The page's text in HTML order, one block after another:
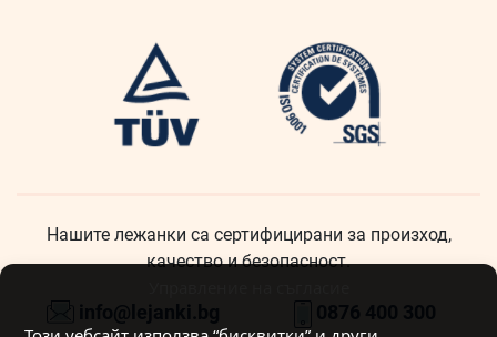
Нашите лежанки са сертифицирани за произход,
качество и безопасност.